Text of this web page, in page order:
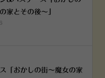
家とその後～」
「おかしの街～魔女の家